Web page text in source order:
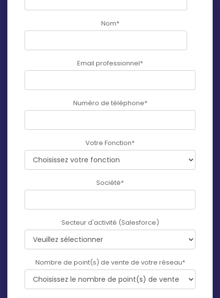
Nom*
Email professionnel*
Numéro de téléphone*
Votre Fonction*
Société*
Secteur d'activité (Salesforce)
Nombre de point(s) de vente de votre réseau*